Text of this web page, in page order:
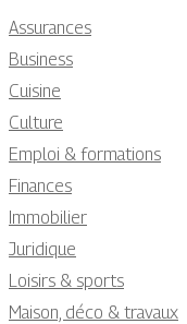
Assurances
Business
Cuisine
Culture
Emploi & formations
Finances
Immobilier
Juridique
Loisirs & sports
Maison, déco & travaux